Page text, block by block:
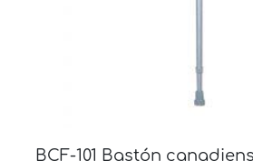
BCF-101 Bastón